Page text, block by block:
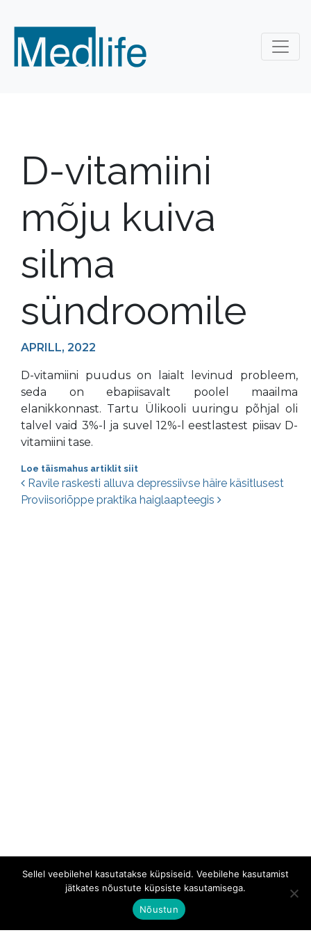
D-vitamiini
mõju kuiva
silma
sündroomile
APRILL, 2022
D-vitamiini puudus on laialt levinud probleem,
seda on ebapiisavalt poolel maailma
elanikkonnast. Tartu Ülikooli uuringu põhjal oli
talvel vaid 3%-l ja suvel 12%-l eestlastest piisav D-
vitamiini tase.
Loe täismahus artiklit siit
Postituste navigatsioon
Ravile raskesti alluva depressiivse häire käsitlusest
Proviisoriõppe praktika haiglaapteegis
Sellel veebilehel kasutatakse küpsiseid. Veebilehe kasutamist
jätkates nõustute küpsiste kasutamisega.
Nõustun